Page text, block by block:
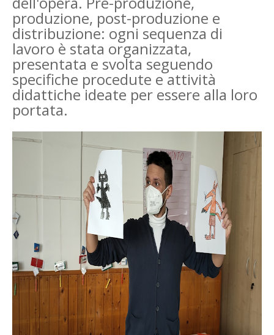
produzione, post-produzione e
distribuzione: ogni sequenza di
lavoro è stata organizzata,
presentata e svolta seguendo
specifiche procedute e attività
didattiche ideate per essere alla loro
portata.